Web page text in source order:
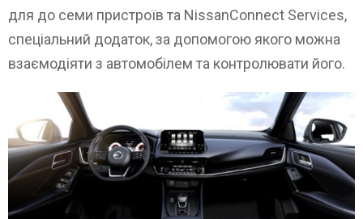
для до семи пристроїв та NissanConnect Services,
спеціальний додаток, за допомогою якого можна
взаємодіяти з автомобілем та контролювати його.